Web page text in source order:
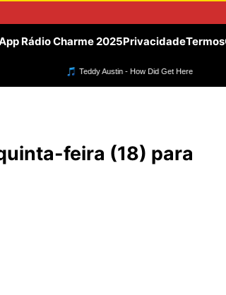
Rádio Charme 2025PrivacidadeTermos
feira (18) para